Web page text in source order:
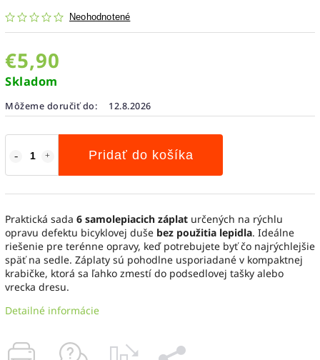
Neohodnotené
€5,90
Skladom
Môžeme doručiť do: 12.8.2026
Pridať do košíka
Praktická sada 6 samolepiacich záplat určených na rýchlu
opravu defektu bicyklovej duše bez použitia lepidla. Ideálne
riešenie pre terénne opravy, keď potrebujete byť čo najrýchlejšie
späť na sedle. Záplaty sú pohodlne usporiadané v kompaktnej
krabičke, ktorá sa ľahko zmestí do podsedlovej tašky alebo
vrecka dresu.
Detailné informácie